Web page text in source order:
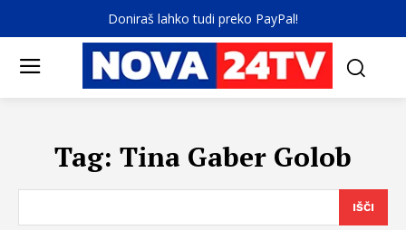
Doniraš lahko tudi preko PayPal!
Tag: Tina Gaber Golob
IŠČI